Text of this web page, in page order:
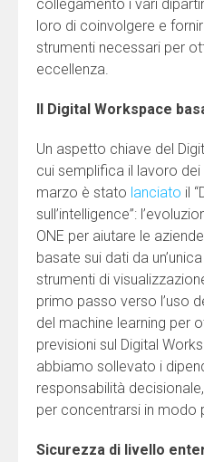
collegamento i vari
loro di coinvolgere e
strumenti necessari per
eccellenza.
Il Digital Workspace
Un aspetto chiave del
cui semplifica il lavoro
marzo è stato lanciato il
sull’intelligence”:
ONE per aiutare le
basate sui dati da
strumenti di
primo passo verso l’uso
del machine learning per
previsioni sul Digital
abbiamo sollevato i
responsabilità
per concentrarsi in modo
Sicurezza di livello